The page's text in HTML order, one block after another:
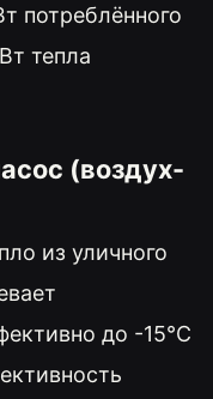
потреблённого
тепла
(воздух-
из уличного
до -15°C